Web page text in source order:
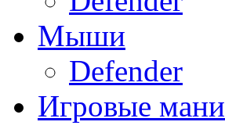
Мыши
Defender
Игровые